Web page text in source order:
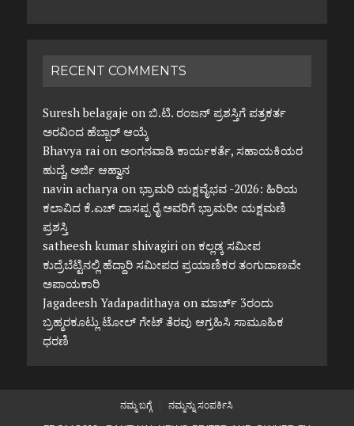
RECENT COMMENTS
Suresh belagaje on ಬಿ.ಟಿ. ರಂಜನ್ ಪ್ರಶಸ್ತಿಗೆ ಪತ್ರಕರ್ತ
ಅರವಿಂದ ಹೆಬ್ಬಾರ್ ಆಯ್ಕೆ
Bhavya raion ಅಂಗನವಾಡಿ ಕಾರ್ಯಕರ್ತೆ, ಸಹಾಯಕಿಯರ
ಹುದ್ದೆ, ಅರ್ಜಿ ಆಹ್ವಾನ
navin acharya on ಭ್ರಾಮರಿ ಯಕ್ಷವೈಭವ -2026: ಹಿರಿಯ
ಕಲಾವಿದ ಕೆ.ಎಚ್ ದಾಸಪ್ಪ ರೈ ಅವರಿಗೆ ಭ್ರಾಮರೀ ಯಕ್ಷಮಣಿ
ಪ್ರಶಸ್ತಿ
satheesh kumar shivagirion ಕಲ್ಲಡ್ಕ ಸಮೀಪ
ಕುದ್ರೆಬೆಟ್ಟಿನಲ್ಲಿ ಹೆದ್ದಾರಿ ಸಮೀಪದ ಪ್ರಯಾಣಿಕರ ತಂಗುದಾಣವೇ
ಅಪಾಯಕಾರಿ
Jagadeesh Yadapadithaya on ಮಾರ್ಚ್ 3ರಂದು
ಬ್ರಹ್ಮರಕೂಟ್ಲು ಟೋಲ್ ಗೇಟ್ ತೆರವು ಆಗ್ರಹಿಸಿ ಸಾಮೂಹಿಕ
ಧರಣಿ
ನಮ್ಮ ಬಗ್ಗೆ
ನಮ್ಮನ್ನು ಸಂಪರ್ಕಿಸಿ